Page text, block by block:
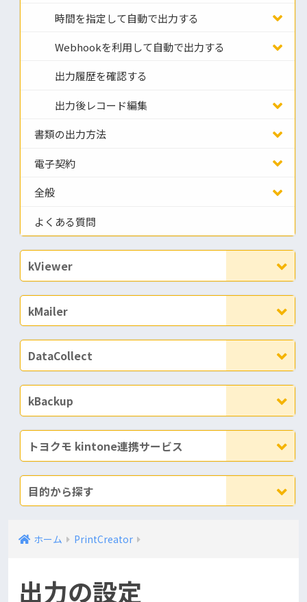
時間を指定して自動で出力する
Webhookを利用して自動で出力する
出力履歴を確認する
出力後レコード編集
書類の出力方法
電子契約
全般
よくある質問
kViewer
kMailer
DataCollect
kBackup
トヨクモ kintone連携サービス
目的から探す
ホーム PrintCreator
出力の設定